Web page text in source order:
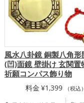
風水八卦鏡 銅製八角形
(凹)面鏡 壁掛け 玄関置
祈願コンパス飾り物
料金 ¥1,399 （税込）